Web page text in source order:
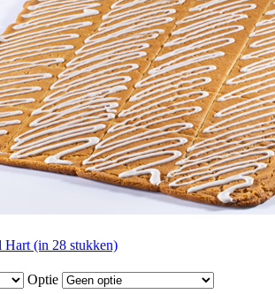
Hart (in 28 stukken)
Optie